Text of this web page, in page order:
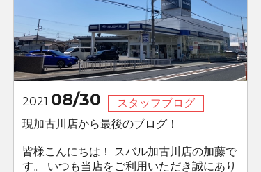
2021 08/30
スタッフブログ
現加古川店から最後のブログ！
皆様こんにちは！ スバル加古川店の加藤で
す。 いつも当店をご利用いただき誠にあり